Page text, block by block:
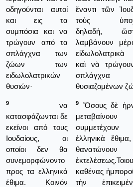
οδηγούνται αυτοί
και εις τα
συμπόσια και να
τρώγουν από τα
σπλάγχνα των
ζώων των
ειδωλολατρικών
θυσιών·
ἔναντι τῶν
τοὺς
δηλαδή,
λαμβάνουν
εἰδωλολατρικὰ
καὶ νὰ
θυσιαζομένων
9
να
κατασφάζωνται δε
εκείνοι από τους
Ιουδαίους, οι
οποίοι δεν θα
συνεμορφώνοντο
προς τα ελληνικά
έθιμα. Κοινόν
9
Ὅσους δὲ
ἑλληνικὰ
καθένας
τὴν